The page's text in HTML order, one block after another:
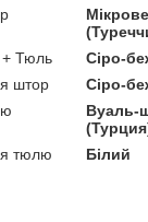
Тюль
Сіро-
штор
Сіро-
Вуаль-
тюлю
Білий